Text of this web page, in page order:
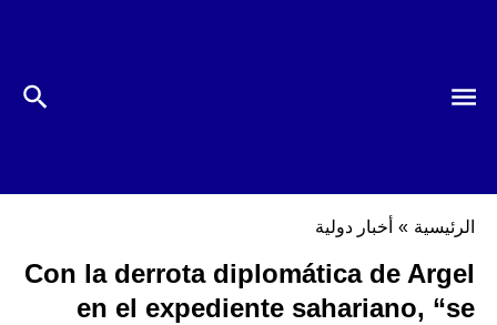
الرئيسية » أخبار دولية
Con la derrota diplomática de Argel
en el expediente sahariano, “se